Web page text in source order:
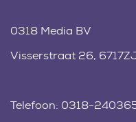
0318 Media BV
Visserstraat 26,
Telefoon: 0318-